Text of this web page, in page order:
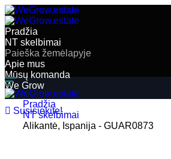
Pradžia
NT skelbimai
Paieška žemėlapyje
Apie mus
Mūsų komanda
We Grow
EN
Susisiekite!
Pradžia
NT skelbimai
Alikantė, Ispanija - GUAR0873